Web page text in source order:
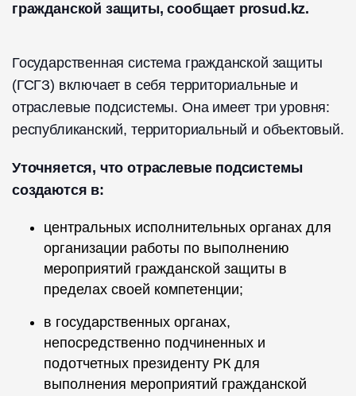
гражданской защиты, сообщает prosud.kz.
Государственная система гражданской защиты
(ГСГЗ) включает в себя территориальные и
отраслевые подсистемы. Она имеет три уровня:
республиканский, территориальный и объектовый.
Уточняется, что отраслевые подсистемы
создаются в:
центральных исполнительных органах для
организации работы по выполнению
мероприятий гражданской защиты в
пределах своей компетенции;
в государственных органах,
непосредственно подчиненных и
подотчетных президенту РК для
выполнения мероприятий гражданской